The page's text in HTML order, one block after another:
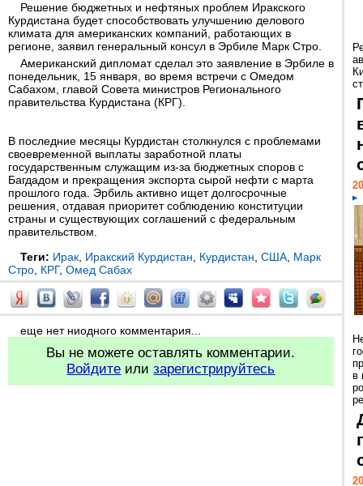
Решение бюджетных и нефтяных проблем Иракского
Курдистана будет способствовать улучшению делового
климата для американских компаний, работающих в
регионе, заявил генеральный консул в Эрбиле Марк Стро.
Американский дипломат сделал это заявление в Эрбиле в
понедельник, 15 января, во время встречи с Омедом
Сабахом, главой Совета министров Регионального
правительства Курдистана (КРГ).
В последние месяцы Курдистан столкнулся с проблемами
своевременной выплаты заработной платы
государственным служащим из-за бюджетных споров с
Багдадом и прекращения экспорта сырой нефти с марта
прошлого года. Эрбиль активно ищет долгосрочные
решения, отдавая приоритет соблюдению конституции
страны и существующих соглашений с федеральным
правительством.
Теги: Ирак Иракский Курдистан Курдистан США Марк
Стро КРГ, Омед Сабах
еще нет ниодного комментария...
Вы не можете оставлять комментарии.
Войдите илизарегистрируйтесь
в